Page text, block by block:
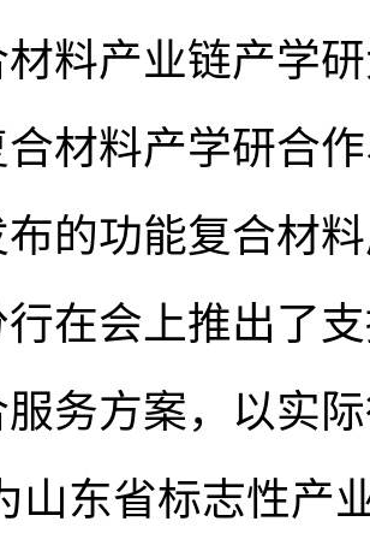
料产业链产学
材料产学研合
的功能复合材
在会上推出了
务方案，以实
山东省标志性产